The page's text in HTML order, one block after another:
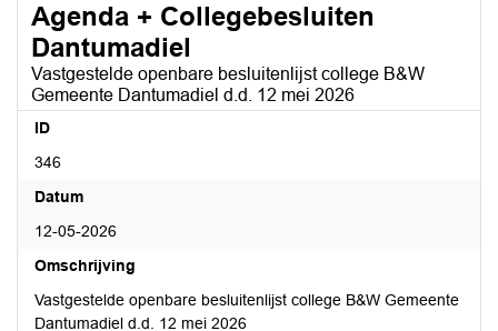
Agenda + Collegebesluiten
Dantumadiel
Vastgestelde openbare besluitenlijst college B&W
Gemeente Dantumadiel d.d. 12 mei 2026
ID
346
Datum
12-05-2026
Omschrijving
Vastgestelde openbare besluitenlijst college B&W Gemeente
Dantumadiel d.d. 12 mei 2026